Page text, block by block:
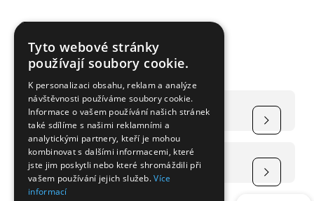
Čerpání dotace na elektromobily
Čerpání dotace na FVE
Tyto webové stránky
používají soubory cookie.
K personalizaci obsahu, reklam a analýze
návštěvnosti používáme soubory cookie.
Informace o vašem používání našich stránek
také sdílíme s našimi reklamními a
analytickými partnery, kteří je mohou
kombinovat s dalšími informacemi, které
jste jim poskytli nebo které shromáždili při
vašem používání jejich služeb.Více
informací